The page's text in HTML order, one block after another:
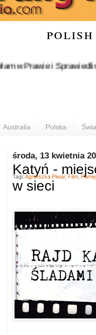
Prawie i
Australia Polska
środa, 13 kwietnia
Katyń -
w sieci
Tagi: Agnieszka Piwar, Film